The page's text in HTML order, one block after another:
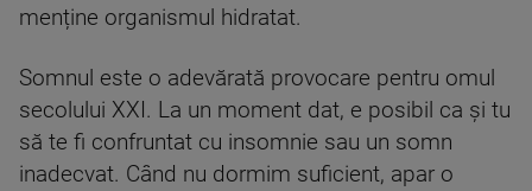
menține organismul hidratat.
Somnul este o adevărată provocare pentru omul
secolului XXI. La un moment dat, e posibil ca și tu
să te fi confruntat cu insomnie sau un somn
inadecvat. Când nu dormim suficient, apar o